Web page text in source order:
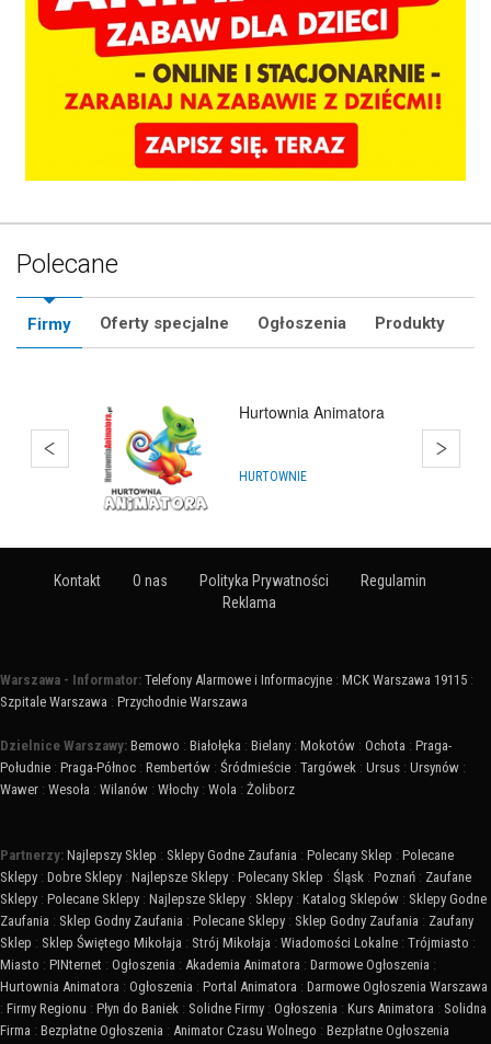
Polecane
Firmy Oferty specjalne Ogłoszenia Produkty
Bańki Mydlane
ARTYKUŁY NA IMPREZY
Kontakt O nas Polityka Prywatności
Regulamin
Reklama
Warszawa - Informator: Telefony Alarmowe i Informacyjne : MCK Warszawa 19115 :
Szpitale Warszawa : Przychodnie Warszawa
Dzielnice Warszawy: Bemowo : Białołęka : Bielany : Mokotów : Ochota : Praga-
Południe : Praga-Północ : Rembertów : Śródmieście : Targówek : Ursus : Ursynów :
Wawer : Wesoła : Wilanów : Włochy : Wola : Żoliborz
Partnerzy: Najlepszy Sklep : Sklepy Godne Zaufania : Polecany Sklep : Polecane
Sklepy : Dobre Sklepy : Najlepsze Sklepy : Polecany Sklep : Śląsk : Poznań : Zaufane
Sklepy : Polecane Sklepy : Najlepsze Sklepy : Sklepy : Katalog Sklepów : Sklepy Godne
Zaufania : Sklep Godny Zaufania : Polecane Sklepy : Sklep Godny Zaufania : Zaufany
Sklep : Sklep Świętego Mikołaja : Strój Mikołaja : Wiadomości Lokalne : Trójmiasto :
Miasto : PINternet : Ogłoszenia : Akademia Animatora : Darmowe Ogłoszenia :
Hurtownia Animatora : Ogłoszenia : Portal Animatora : Darmowe Ogłoszenia Warszawa
: Firmy Regionu : Płyn do Baniek : Solidne Firmy : Ogłoszenia : Kurs Animatora : Solidna
Firma : Bezpłatne Ogłoszenia : Animator Czasu Wolnego : Bezpłatne Ogłoszenia